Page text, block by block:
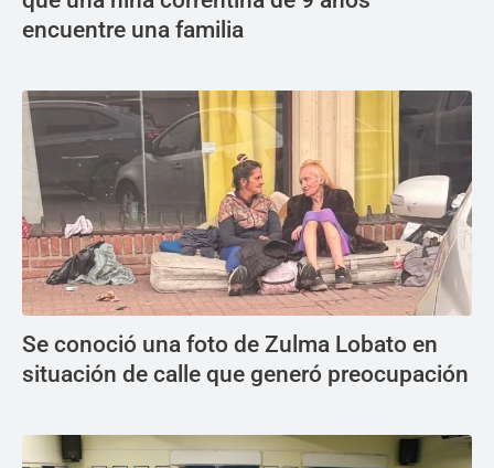
encuentre una familia
Se conoció una foto de Zulma Lobato en
situación de calle que generó preocupación